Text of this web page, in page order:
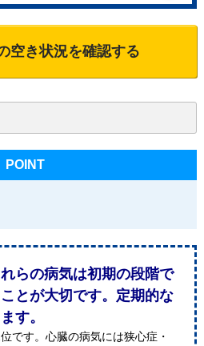
空き状況を確認する
POINT
らの病気は初期の段階で
とが大切です。定期的な
す。
です。心臓の病気には狭心症・